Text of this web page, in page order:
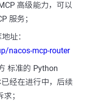
高级能力，可以
服务；
址：
nacos-mcp-router
标准的 Python
经在进行中，后续
；